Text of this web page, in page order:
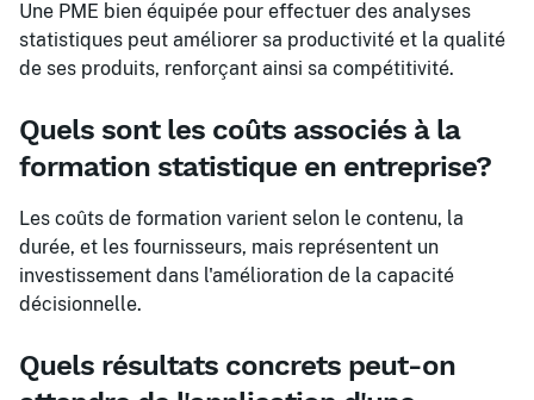
Une PME bien équipée pour effectuer des analyses
statistiques peut améliorer sa productivité et la qualité
de ses produits, renforçant ainsi sa compétitivité.
Quels sont les coûts associés à la
formation statistique en entreprise?
Les coûts de formation varient selon le contenu, la
durée, et les fournisseurs, mais représentent un
investissement dans l'amélioration de la capacité
décisionnelle.
Quels résultats concrets peut-on